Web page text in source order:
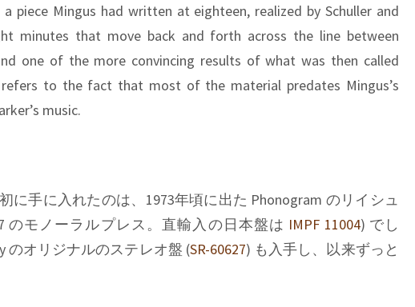
piece Mingus had written at eighteen, realized by Schuller and
minutes that move back and forth across the line between
one of the more convincing results of what was then called
to the fact that most of the material predates Mingus’s
music.
に手に入れたのは、1973年頃に出た Phonogram のリイシュ
のモノーラルプレス。直輸入の日本盤は IMPF 11004) でし
のオリジナルのステレオ盤 (SR-60627) も入手し、以来ずっと